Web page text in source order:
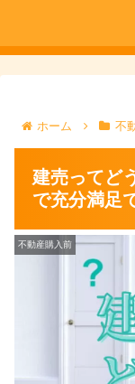
ホーム 不
建売ってど
で充分満足
不動産購入前